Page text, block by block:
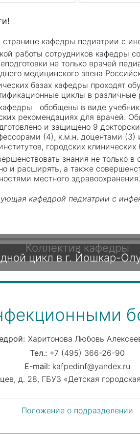
странице кафедры педиатрии с
работы сотрудников кафедры
не только врачей
медицинского звена
базах кафедры проходят
циклы в
обобщены в виде
рекомендациях для врачей.
и защищено 9
(4), к.м.н. доцентами
городских
знания не только в
и расширять, а также
местного здравоохранения.
кафедрой педиатрии с
Коллектив кафедры
цикл в г. Йошкар-
Харитонова Любовь
+7 (495) 366-26-90
kafpedinf@yandex.ru
д. 28, ГБУЗ «Детская
Положение о подразделении